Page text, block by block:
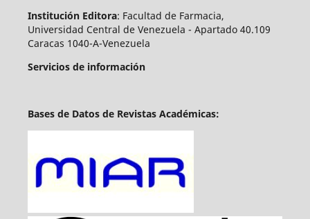
Institución Editora: Facultad de Farmacia,
Universidad Central de Venezuela - Apartado 40.109
Caracas 1040-A-Venezuela
Servicios de información
Bases de Datos de Revistas Académicas: